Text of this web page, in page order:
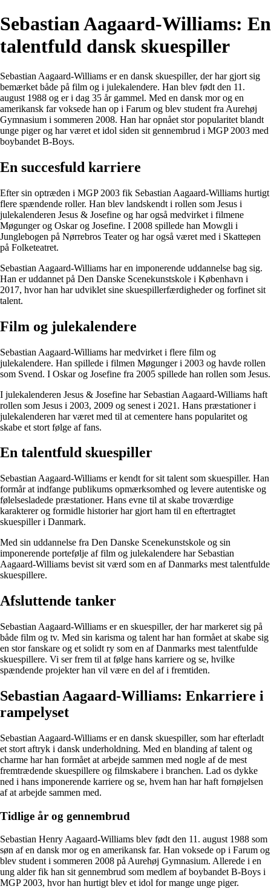
Sebastian Aagaard-Williams: En
talentfuld dansk skuespiller
Sebastian Aagaard-Williams er en dansk skuespiller, der har gjort sig
bemærket både på film og i julekalendere. Han blev født den 11.
august 1988 og er i dag 35 år gammel. Med en dansk mor og en
amerikansk far voksede han op i Farum og blev student fra Aurehøj
Gymnasium i sommeren 2008. Han har opnået stor popularitet blandt
unge piger og har været et idol siden sit gennembrud i MGP 2003 med
boybandet B-Boys.
En succesfuld karriere
Efter sin optræden i MGP 2003 fik Sebastian Aagaard-Williams hurtigt
flere spændende roller. Han blev landskendt i rollen som Jesus i
julekalenderen Jesus & Josefine og har også medvirket i filmene
Møgunger og Oskar og Josefine. I 2008 spillede han Mowgli i
Junglebogen på Nørrebros Teater og har også været med i Skatteøen
på Folketeatret.
Sebastian Aagaard-Williams har en imponerende uddannelse bag sig.
Han er uddannet på Den Danske Scenekunstskole i København i
2017, hvor han har udviklet sine skuespillerfærdigheder og forfinet sit
talent.
Film og julekalendere
Sebastian Aagaard-Williams har medvirket i flere film og
julekalendere. Han spillede i filmen Møgunger i 2003 og havde rollen
som Svend. I Oskar og Josefine fra 2005 spillede han rollen som Jesus.
I julekalenderen Jesus & Josefine har Sebastian Aagaard-Williams haft
rollen som Jesus i 2003, 2009 og senest i 2021. Hans præstationer i
julekalenderen har været med til at cementere hans popularitet og
skabe et stort følge af fans.
En talentfuld skuespiller
Sebastian Aagaard-Williams er kendt for sit talent som skuespiller. Han
formår at indfange publikums opmærksomhed og levere autentiske og
følelsesladede præstationer. Hans evne til at skabe troværdige
karakterer og formidle historier har gjort ham til en eftertragtet
skuespiller i Danmark.
Med sin uddannelse fra Den Danske Scenekunstskole og sin
imponerende portefølje af film og julekalendere har Sebastian
Aagaard-Williams bevist sit værd som en af Danmarks mest talentfulde
skuespillere.
Afsluttende tanker
Sebastian Aagaard-Williams er en skuespiller, der har markeret sig på
både film og tv. Med sin karisma og talent har han formået at skabe sig
en stor fanskare og et solidt ry som en af Danmarks mest talentfulde
skuespillere. Vi ser frem til at følge hans karriere og se, hvilke
spændende projekter han vil være en del af i fremtiden.
Sebastian Aagaard-Williams: Enkarriere i
rampelyset
Sebastian Aagaard-Williams er en dansk skuespiller, som har efterladt
et stort aftryk i dansk underholdning. Med en blanding af talent og
charme har han formået at arbejde sammen med nogle af de mest
fremtrædende skuespillere og filmskabere i branchen. Lad os dykke
ned i hans imponerende karriere og se, hvem han har haft fornøjelsen
af at arbejde sammen med.
Tidlige år og gennembrud
Sebastian Henry Aagaard-Williams blev født den 11. august 1988 som
søn af en dansk mor og en amerikansk far. Han voksede op i Farum og
blev student i sommeren 2008 på Aurehøj Gymnasium. Allerede i en
ung alder fik han sit gennembrud som medlem af boybandet B-Boys i
MGP 2003, hvor han hurtigt blev et idol for mange unge piger.